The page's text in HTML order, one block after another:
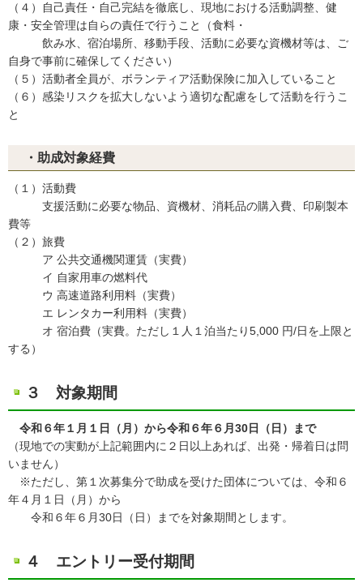
（４）自己責任・自己完結を徹底し、現地における活動調整、健
康・安全管理は自らの責任で行うこと（食料・
飲み水、宿泊場所、移動手段、活動に必要な資機材等は、ご
自身で事前に確保してください）
（５）活動者全員が、ボランティア活動保険に加入していること
（６）感染リスクを拡大しないよう適切な配慮をして活動を行うこ
と
・助成対象経費
（１）活動費
支援活動に必要な物品、資機材、消耗品の購入費、印刷製本
費等
（２）旅費
ア 公共交通機関運賃（実費）
イ 自家用車の燃料代
ウ 高速道路利用料（実費）
エ レンタカー利用料（実費）
オ 宿泊費（実費。ただし１人１泊当たり5,000 円/日を上限と
する）
３ 対象期間
令和６年１月１日（月）から令和６年６月30日（日）まで
（現地での実動が上記範囲内に２日以上あれば、出発・帰着日は問
いません）
※ただし、第１次募集分で助成を受けた団体については、令和６
年４月１日（月）から
令和６年６月30日（日）までを対象期間とします。
４ エントリー受付期間